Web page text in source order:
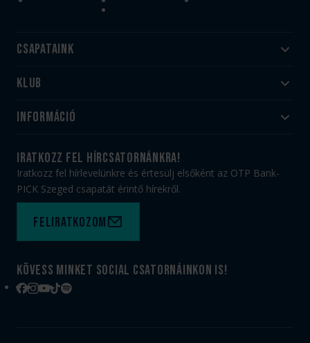
Csapataink
Felnőtt
Utánpótlás
Klub
#HandballFamily
Munkatársaink
PICK Aréna
Sajtóakkreditáció
Információ
Jegy- és bérletvásárlás
Webshop
Adatvédelem
Felhasználási feltételek
Kapcsolat
iratkozz fel hírcsatornánkra!
Iratkozz fel hírlevelünkre és értesülj elsőként az OTP Bank-
PICK Szeged csapatát érintő hírekről.
Feliratkozom
Kövess minket social csatornáinkon is!
Facebook
Instagram
YouTube
TikTokSpotify